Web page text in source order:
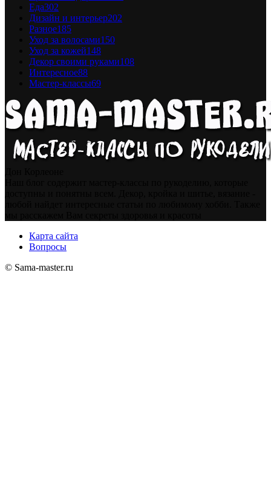
Еда302
Дизайн и интерьер202
Разное185
Уход за волосами150
Уход за кожей148
Декор своими руками108
Интересное88
Мастер-классы69
Карта сайта
Вопросы
© Sama-master.ru